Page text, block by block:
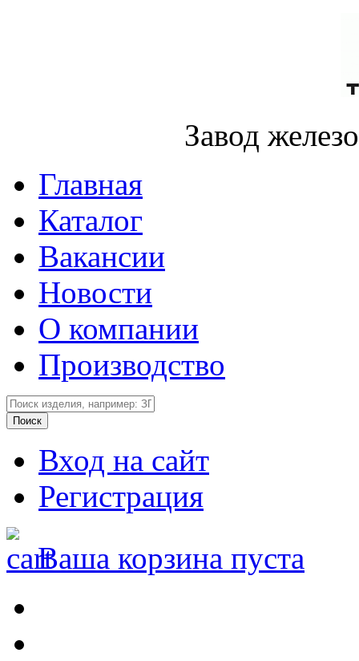
Завод
Главная
Каталог
Вакансии
Новости
О компании
Производство
Вход на сайт
Регистрация
Ваша корзина пуста